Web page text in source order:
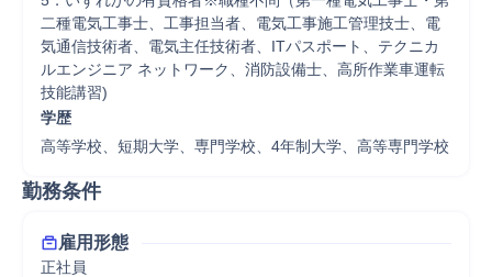
二種電気工事士、工事担当者、電気工事施工管理技士、電
気通信技術者、電気主任技術者、ITパスポート、テクニカ
ルエンジニア ネットワーク、消防設備士、高所作業車運転
技能講習)
学歴
高等学校、短期大学、専門学校、4年制大学、高等専門学校
勤務条件
雇用形態
正社員